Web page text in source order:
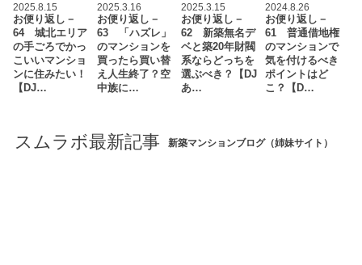
2025.8.15
お便り返し－
64 城北エリア
の手ごろでかっ
こいいマンショ
ンに住みたい！
【DJ…
2025.3.16
お便り返し－
63 「ハズレ」
のマンションを
買ったら買い替
え人生終了？空
中族に…
2025.3.15
お便り返し－
62 新築無名デ
ベと築20年財閥
系ならどっちを
選ぶべき？【DJ
あ…
2024.8.26
お便り返し－
61 普通借地権
のマンションで
気を付けるべき
ポイントはど
こ？【D…
スムラボ最新記事 新築マンションブログ（姉妹サイト）